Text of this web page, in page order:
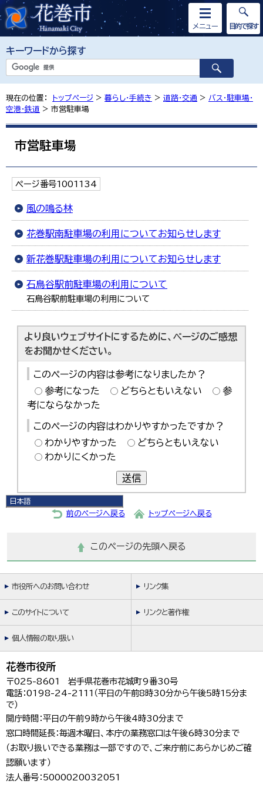
キーワードから探す
メニュー
日本語
目的で探す
現在の位置： トップページ > 暮らし・手続き > 道路・交通 > バス・駐車場・
空港・鉄道 > 市営駐車場
市営駐車場
ページ番号1001134
風の鳴る林
花巻駅南駐車場の利用についてお知らせします
新花巻駅駐車場の利用についてお知らせします
石鳥谷駅前駐車場の利用について
石鳥谷駅前駐車場の利用について
より良いウェブサイトにするために、ページのご感想
をお聞かせください。
このページの内容は参考になりましたか？
参考になった
どちらともいえない
参
考にならなかった
このページの内容はわかりやすかったですか？
わかりやすかった
どちらともいえない
わかりにくかった
送信
前のページへ戻る トップページへ戻る
このページの先頭へ戻る
市役所へのお問い合わせ リンク集
このサイトについて リンクと著作権
個人情報の取り扱い
花巻市役所
〒025-8601 岩手県花巻市花城町9番30号
電話：0198-24-2111（平日の午前8時30分から午後5時15分ま
で）
開庁時間：平日の午前9時から午後4時30分まで
窓口時間延長：毎週木曜日、本庁の業務窓口は午後6時30分まで
（お取り扱いできる業務は一部ですので、ご来庁前にあらかじめご確
認願います）
法人番号：5000020032051